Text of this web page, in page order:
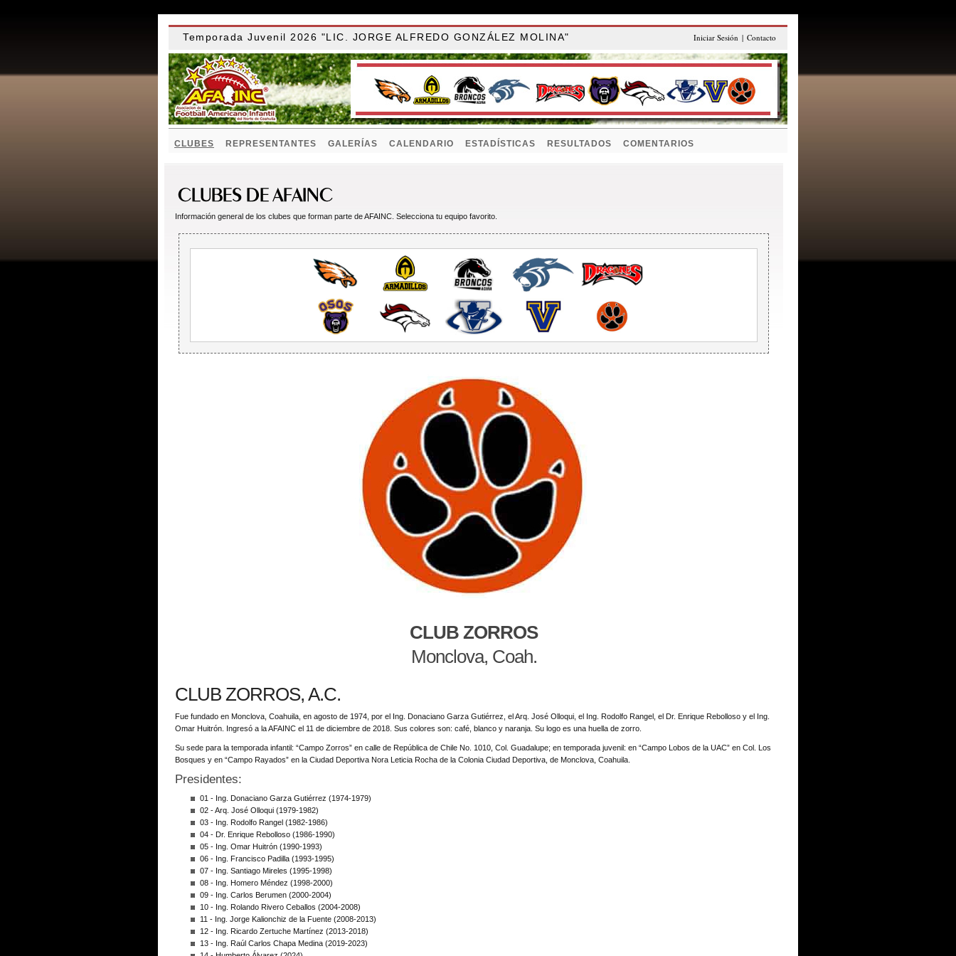
Temporada Juvenil 2026 "LIC. JORGE ALFREDO GONZÁLEZ MOLINA" Iniciar Sesión | Contacto
CLUBES REPRESENTANTES GALERÍAS CALENDARIO ESTADÍSTICAS RESULTADOS COMENTARIOS
Información general de los clubes que forman parte de AFAINC. Selecciona tu equipo favorito.
CLUB ZORROS
Monclova, Coah.
CLUB ZORROS, A.C.
Fue fundado en Monclova, Coahuila, en agosto de 1974, por el Ing. Donaciano Garza Gutiérrez, el Arq. José Olloqui, el Ing. Rodolfo Rangel, el Dr. Enrique Rebolloso y el Ing.
Omar Huitrón. Ingresó a la AFAINC el 11 de diciembre de 2018. Sus colores son: café, blanco y naranja. Su logo es una huella de zorro.
Su sede para la temporada infantil: “Campo Zorros” en calle de República de Chile No. 1010, Col. Guadalupe; en temporada juvenil: en “Campo Lobos de la UAC” en Col. Los
Bosques y en “Campo Rayados” en la Ciudad Deportiva Nora Leticia Rocha de la Colonia Ciudad Deportiva, de Monclova, Coahuila.
Presidentes:
01 - Ing. Donaciano Garza Gutiérrez (1974-1979)
02 - Arq. José Olloqui (1979-1982)
03 - Ing. Rodolfo Rangel (1982-1986)
04 - Dr. Enrique Rebolloso (1986-1990)
05 - Ing. Omar Huitrón (1990-1993)
06 - Ing. Francisco Padilla (1993-1995)
07 - Ing. Santiago Mireles (1995-1998)
08 - Ing. Homero Méndez (1998-2000)
09 - Ing. Carlos Berumen (2000-2004)
10 - Ing. Rolando Rivero Ceballos (2004-2008)
11 - Ing. Jorge Kalionchiz de la Fuente (2008-2013)
12 - Ing. Ricardo Zertuche Martínez (2013-2018)
13 - Ing. Raúl Carlos Chapa Medina (2019-2023)